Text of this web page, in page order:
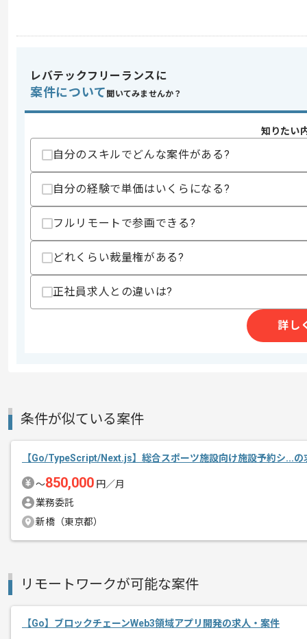
開発ツール
GitHub
業務内容
特徴
求めるスキル
・Webアプリケーション・APIの開発経
・Goの実務経験(1年以上)
・ユニットテストの実装経験
・Webアプリケーションの保守運用経
歓迎スキル
・Goの実務経験(3年以上)
・Scalaの実務経験
・KVSの設計および運用経験
・パブリッククラウドを用いた実務経験
・Terraformを用いたパブリッククラウ
上記に似た経験やスキルをお持ちであれば申
精算・お支払い
商談回数
作業開始日
2025/03/19
レバテックフリーランスに
案件について 聞いてみませんか？
知りたい
自分のスキルでどんな案件がある?
自分の経験で単価はいくらになる?
フルリモートで参画できる?
どれくらい裁量権がある?
正社員求人との違いは?
詳し
条件が似ている案件
【Go/TypeScript/Next.js】総合スポーツ施設向け施設予約シ...の
〜850,000 円／月
業務委託
新橋（東京都）
リモートワークが可能な案件
【Go】ブロックチェーンWeb3領域アプリ開発の求人・案件